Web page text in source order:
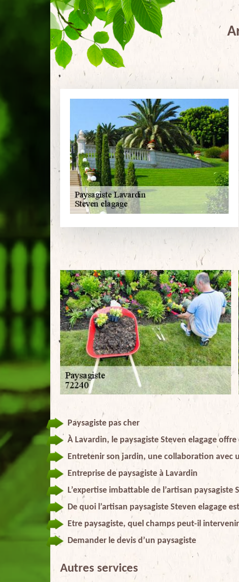
Paysagiste pas cher
À Lavardin, le paysagiste Steven elagage
Entretenir son jardin, une collaboration avec
Entreprise de paysagiste à Lavardin
L’expertise imbattable de l’artisan
De quoi l’artisan paysagiste Steven elagage
Etre paysagiste, quel champs peut-il
Demander le devis d’un paysagiste
Autres services